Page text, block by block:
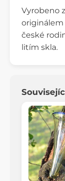
Vyrobeno
české
litím skla.